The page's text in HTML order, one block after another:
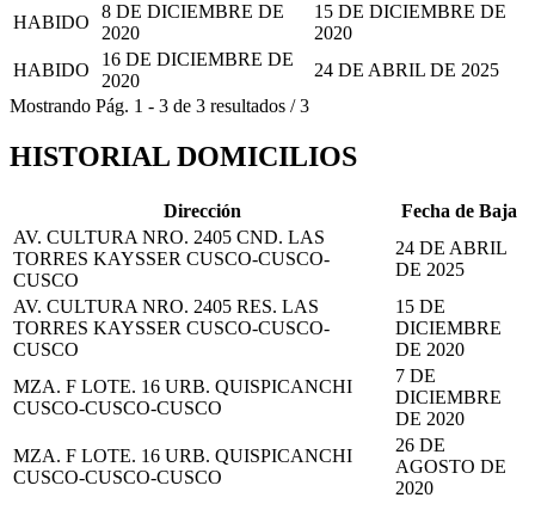
HABIDO
8 DE DICIEMBRE DE
2020
15 DE DICIEMBRE DE
2020
HABIDO
16 DE DICIEMBRE DE
2020
24 DE ABRIL DE 2025
Mostrando Pág. 1 - 3 de 3 resultados /3
HISTORIAL DOMICILIOS
Dirección
Fecha de Baja
AV. CULTURA NRO. 2405 CND. LAS
TORRES KAYSSER CUSCO-CUSCO-
CUSCO
24 DE ABRIL
DE 2025
AV. CULTURA NRO. 2405 RES. LAS
TORRES KAYSSER CUSCO-CUSCO-
CUSCO
15 DE
DICIEMBRE
DE 2020
MZA. F LOTE. 16 URB. QUISPICANCHI
CUSCO-CUSCO-CUSCO
7 DE
DICIEMBRE
DE 2020
MZA. F LOTE. 16 URB. QUISPICANCHI
CUSCO-CUSCO-CUSCO
26 DE
AGOSTO DE
2020